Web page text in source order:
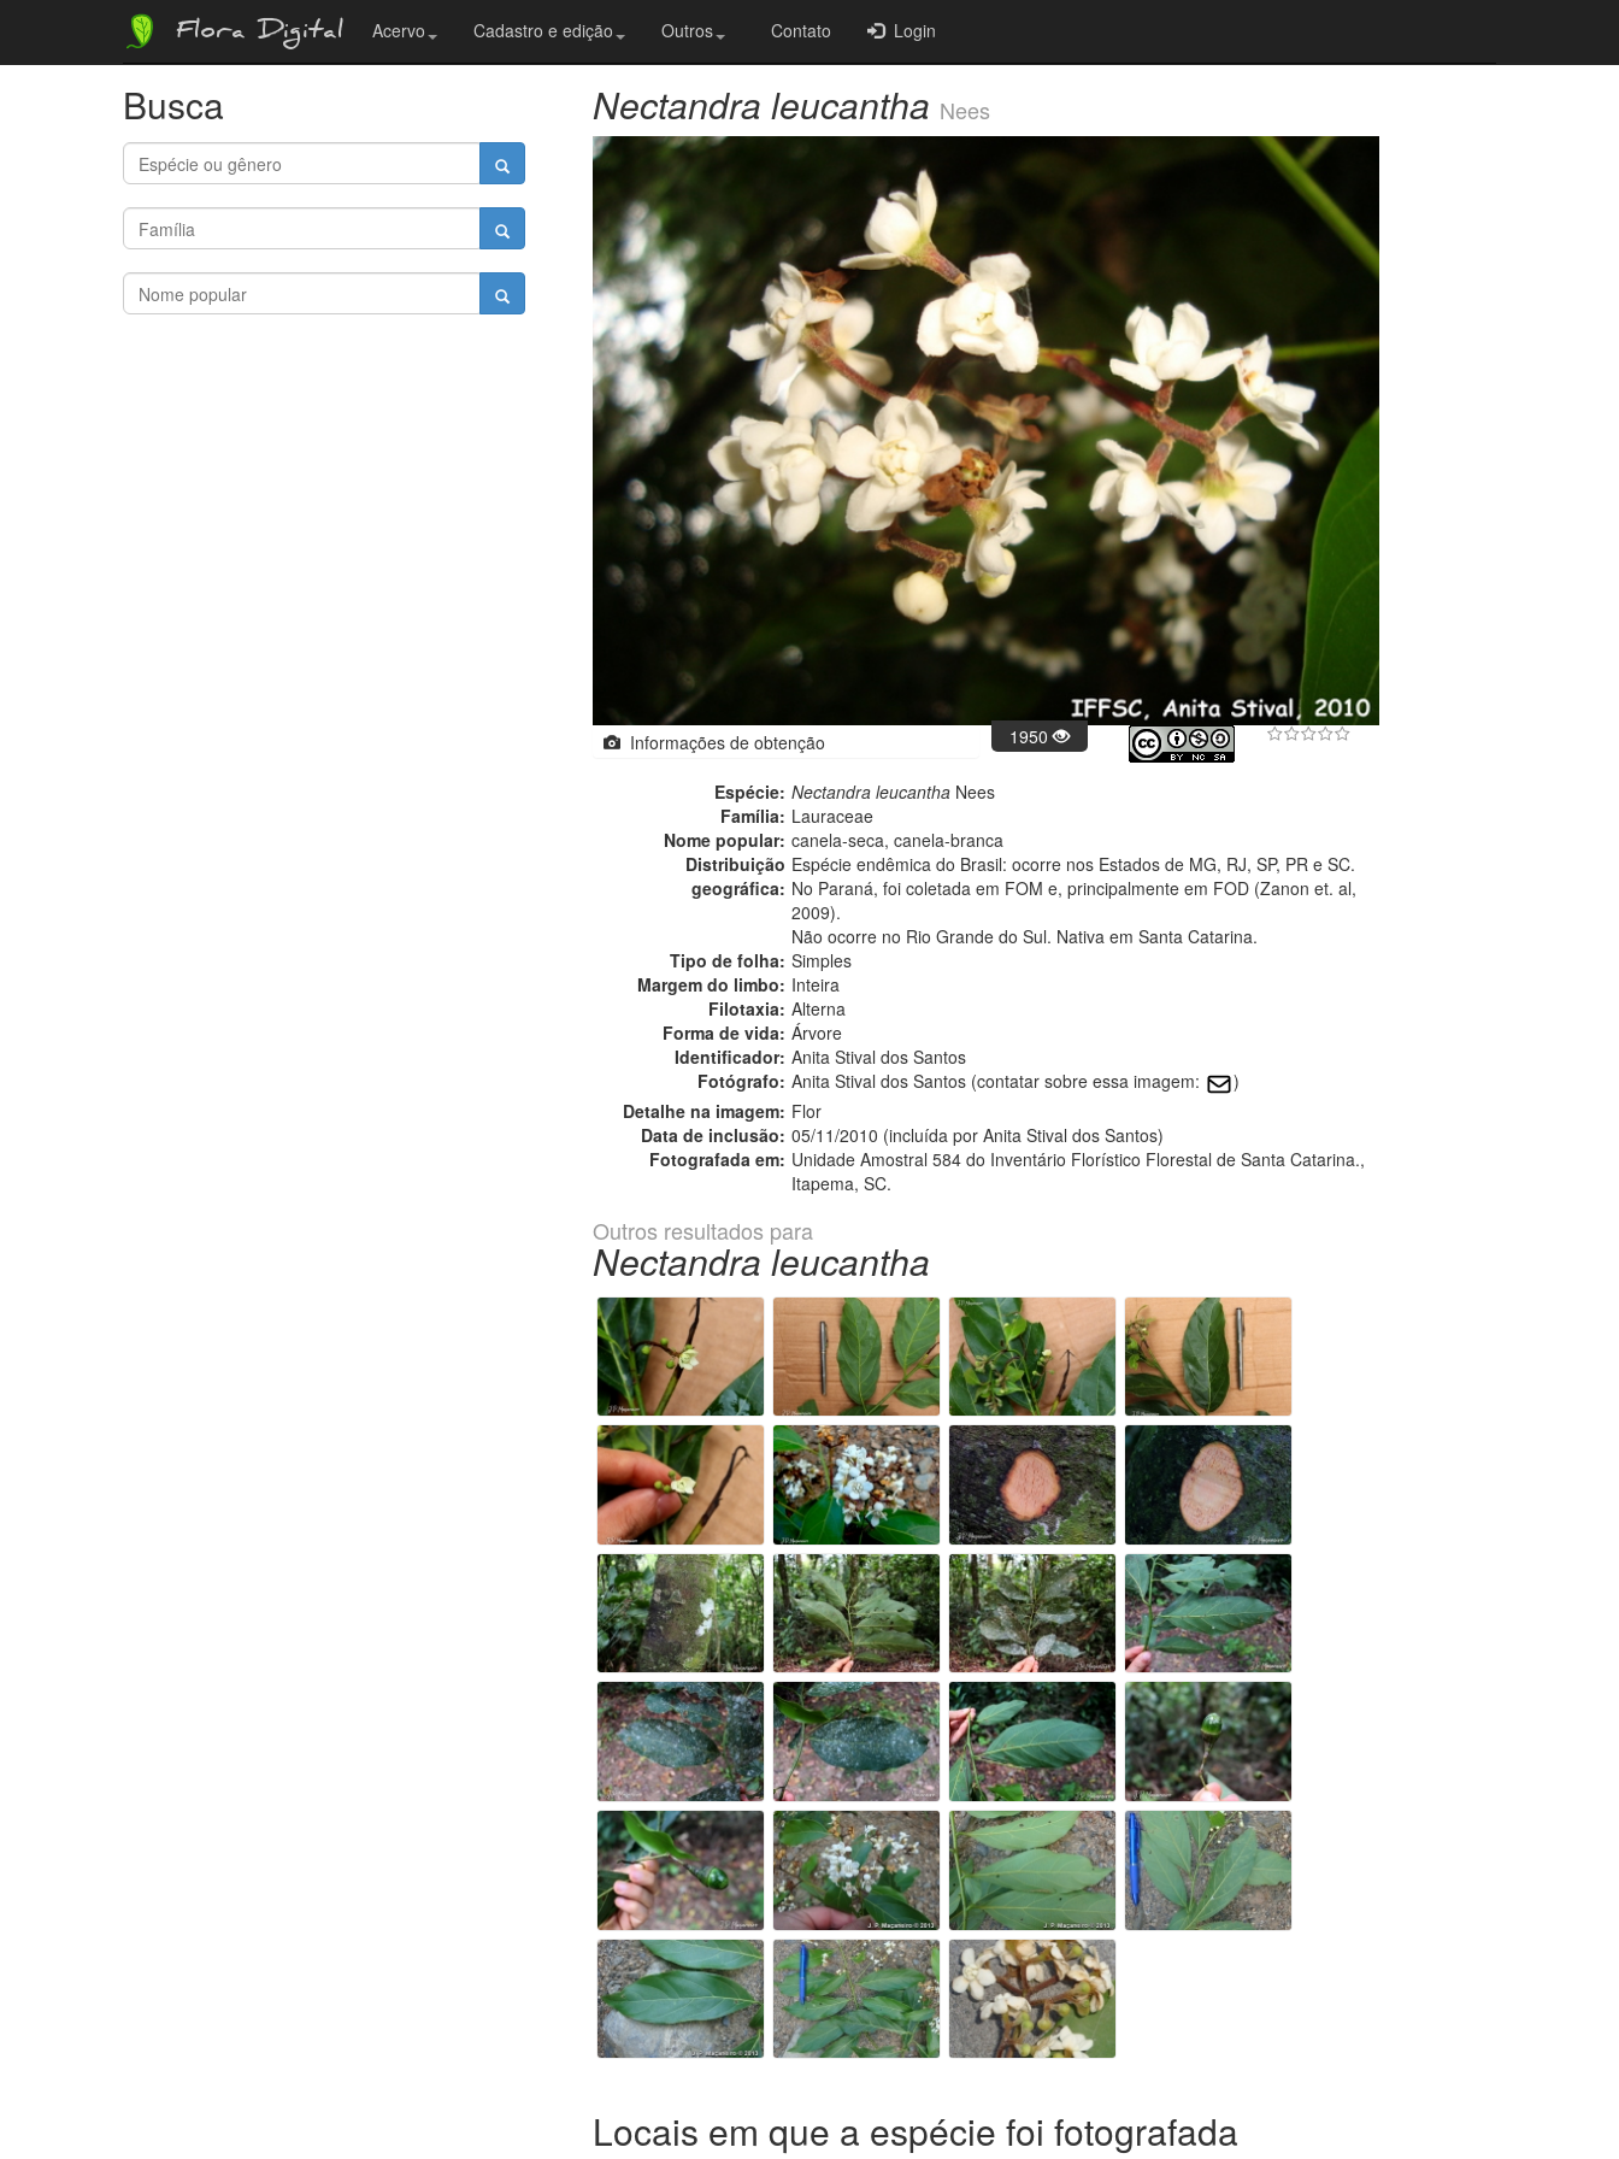
Flora Digital Acervo Cadastro e edição Outros Contato Login
Busca Nectandra leucantha Nees
Informações de obtenção 1950
Espécie: Nectandra leucantha Nees
Família: Lauraceae
Nome popular: canela-seca, canela-branca
Distribuição
geográfica:
Espécie endêmica do Brasil: ocorre nos Estados de MG, RJ, SP, PR e SC.
No Paraná, foi coletada em FOM e, principalmente em FOD (Zanon et. al,
2009).
Não ocorre no Rio Grande do Sul. Nativa em Santa Catarina.
Tipo de folha: Simples
Margem do limbo: Inteira
Filotaxia: Alterna
Forma de vida: Árvore
Identificador: Anita Stival dos Santos
Fotógrafo: Anita Stival dos Santos (contatar sobre essa imagem:
)
Detalhe na imagem: Flor
Data de inclusão: 05/11/2010 (incluída por Anita Stival dos Santos)
Fotografada em: Unidade Amostral 584 do Inventário Florístico Florestal de Santa Catarina.,
Itapema, SC.
Outros resultados para
Nectandra leucantha
Locais em que a espécie foi fotografada